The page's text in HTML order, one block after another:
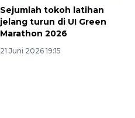
Sejumlah tokoh latihan
jelang turun di UI Green
Marathon 2026
21 Juni 2026 19:15